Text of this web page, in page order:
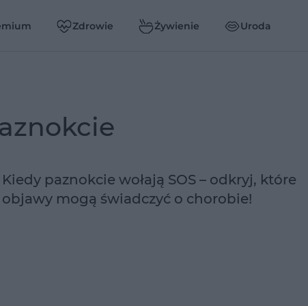
Zdrowie Żywienie Uroda
paznokcie
Kiedy paznokcie wołają SOS – odkryj, które
objawy mogą świadczyć o chorobie!